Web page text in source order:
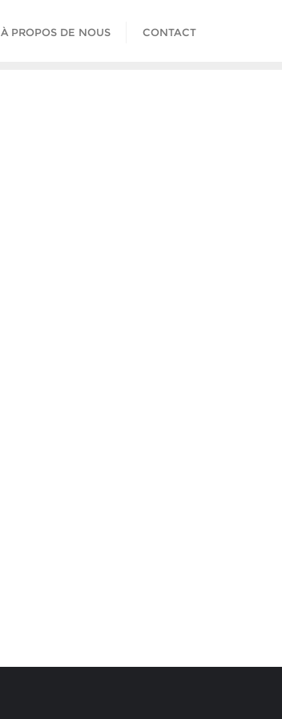
À PROPOS DE NOUS CONTACT